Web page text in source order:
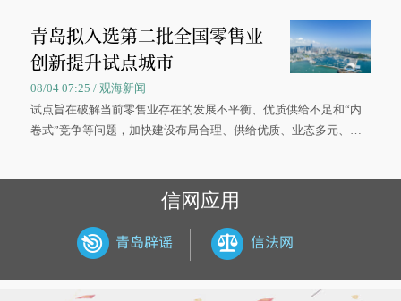
大学材料科学与工程学院材料类专业的录取通知书。
青岛拟入选第二批全国零售业
创新提升试点城市
08/04 07:25 / 观海新闻
试点旨在破解当前零售业存在的发展不平衡、优质供给不足和“内
卷式”竞争等问题，加快建设布局合理、供给优质、业态多元、智
信网应用